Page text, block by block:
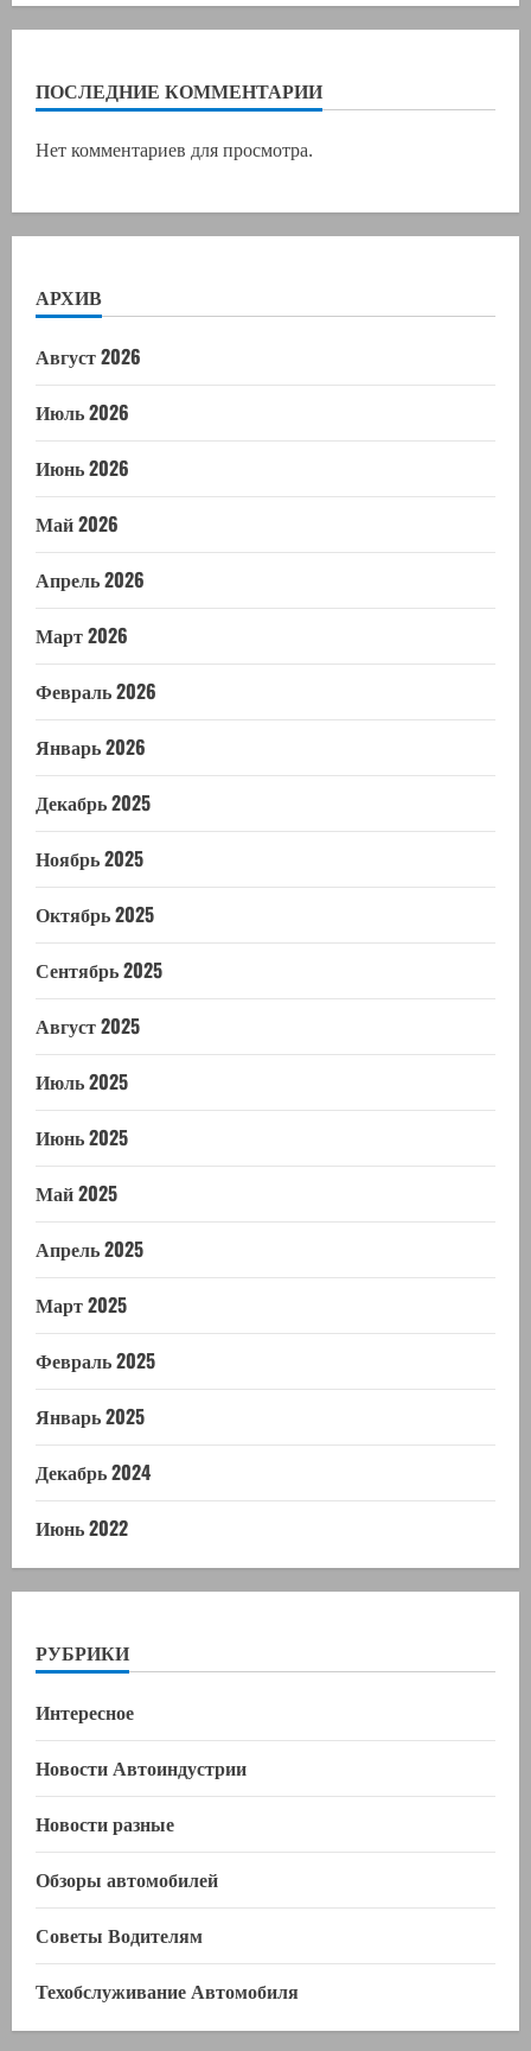
ПОСЛЕДНИЕ КОММЕНТАРИИ
Нет комментариев для просмотра.
АРХИВ
Август 2026
Июль 2026
Июнь 2026
Май 2026
Апрель 2026
Март 2026
Февраль 2026
Январь 2026
Декабрь 2025
Ноябрь 2025
Октябрь 2025
Сентябрь 2025
Август 2025
Июль 2025
Июнь 2025
Май 2025
Апрель 2025
Март 2025
Февраль 2025
Январь 2025
Декабрь 2024
Июнь 2022
РУБРИКИ
Интересное
Новости Автоиндустрии
Новости разные
Обзоры автомобилей
Советы Водителям
Техобслуживание Автомобиля